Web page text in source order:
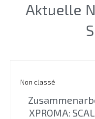
Aktuelle
Non classé
XPROMA: